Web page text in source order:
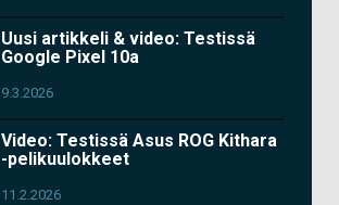
Uusi artikkeli & video: Testissä
Google Pixel 10a
9.3.2026
Video: Testissä Asus ROG Kithara
-pelikuulokkeet
11.2.2026